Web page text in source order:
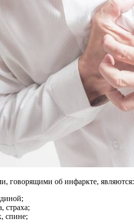
говорящими об инфаркте, являются:
страха;
спине;